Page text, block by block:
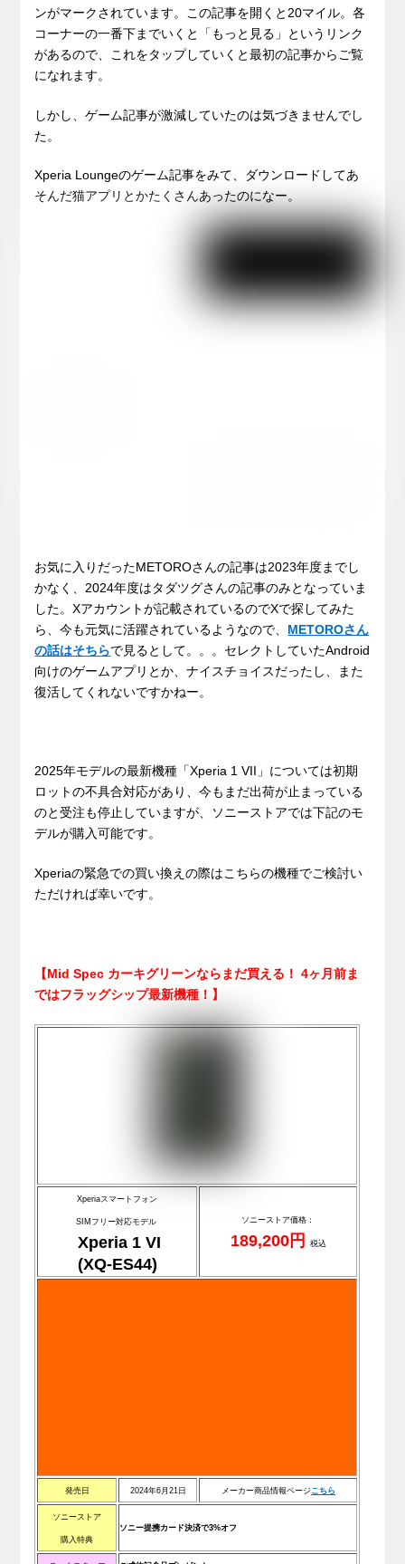
ンがマークされています。この記事を開くと20マイル。各
コーナーの一番下までいくと「もっと見る」というリンク
があるので、これをタップしていくと最初の記事からご覧
になれます。
しかし、ゲーム記事が激減していたのは気づきませんでし
た。
Xperia Loungeのゲーム記事をみて、ダウンロードしてあ
そんだ猫アプリとかたくさんあったのになー。
お気に入りだったMETOROさんの記事は2023年度までし
かなく、2024年度はタダツグさんの記事のみとなっていま
した。Xアカウントが記載されているのでXで探してみた
ら、今も元気に活躍されているようなので、 METOROさん
の話はそちらで見るとして。。。セレクトしていたAndroid
向けのゲームアプリとか、ナイスチョイスだったし、また
復活してくれないですかねー。
2025年モデルの最新機種「Xperia 1 VII」については初期
ロットの不具合対応があり、今もまだ出荷が止まっている
のと受注も停止していますが、ソニーストアでは下記のモ
デルが購入可能です。
Xperiaの緊急での買い換えの際はこちらの機種でご検討い
ただければ幸いです。
【Mid Spec カーキグリーンならまだ買える！ 4ヶ月前ま
ではフラッグシップ最新機種！】
Xperiaスマートフォン
SIMフリー対応モデル
Xperia 1 VI
(XQ-ES44)
ソニーストア価格：
189,200円 税込
発売日 2024年6月21日 メーカー商品情報ページこ ちら
ソニーストア
購入特典
ソニー提携カード決済で3%オフ